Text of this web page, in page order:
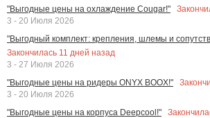
"Выгодные цены на охлаждение Cougar!"
3 - 20 Июля 2026
"Выгодный комплект: крепления, шлемы и
Закончилась 11 дней назад
3 - 27 Июля 2026
"Выгодные цены на ридеры ONYX BOOX!"
3 - 20 Июля 2026
"Выгодные цены на корпуса Deepcool!"